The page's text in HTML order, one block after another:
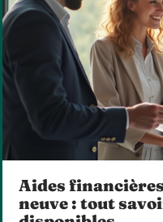
Aides
neuve : tout